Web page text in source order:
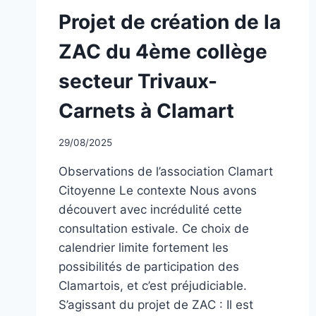
NON
CLASSÉ
Projet de création de la
ZAC du 4ème collège
secteur Trivaux-
Carnets à Clamart
Par
29/08/2025
Observations de l’association Clamart
Citoyenne Le contexte Nous avons
découvert avec incrédulité cette
consultation estivale. Ce choix de
calendrier limite fortement les
possibilités de participation des
Clamartois, et c’est préjudiciable.
S’agissant du projet de ZAC : Il est